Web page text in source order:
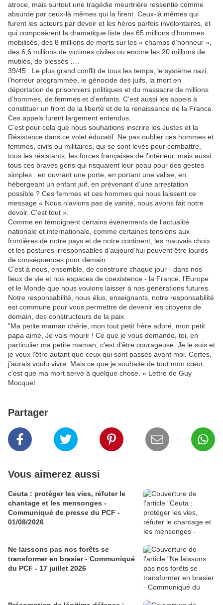
atroce, mais surtout une tragédie meurtrière ressentie comme
absurde par ceux-là mêmes qui la firent. Ceux-là mêmes qui
furent les acteurs par devoir et les héros parfois involontaires, et
qui composèrent la dramatique liste des 65 millions d’hommes
mobilisés, des 8 millions de morts sur les « champs d’honneur »,
des 6,6 millions de victimes civiles ou encore les 20 millions de
mutilés, de blessés ….
39/45 : Le plus grand conflit de tous les temps, le système nazi,
l’horreur programmée, le génocide des juifs, la mort en
déportation de prisonniers politiques et du massacre de millions
d’hommes, de femmes et d’enfants. C’est aussi les appels à
constituer un front de la liberté et de la renaissance de la France.
Ces appels furent largement entendus.
C’est pour cela que nous souhaitions inscrire les Justes et la
Résistance dans ce volet éducatif. Ne pas oublier ces hommes et
femmes, civils ou militaires, qui se sont levés pour combattre,
tous les résistants, les forces françaises de l’intérieur, mais aussi
tous ces braves gens qui risquaient leur peau pour des gestes
simples : en ouvrant une porte, en portant une valise, en
hébergeant un enfant juif, en prévenant d’une arrestation
possible ? Ces femmes et ces hommes qui nous laissent ce
message « Nous n’avions pas de vanité, nous avons fait notre
devoir. C’est tout ».
Comme en témoignent certains évènements de l’actualité
nationale et internationale, comme certaines tensions aux
frontières de notre pays et de notre continent, les mauvais choix
et les postures irresponsables d’aujourd’hui peuvent être lourds
de conséquences pour demain …
C’est à nous, ensemble, de construire chaque jour - dans nos
lieux de vie et nos espaces de coexistence - la France, l’Europe
et le Monde que nous voulons laisser à nos générations futures.
Notre responsabilité, nous élus, enseignants, notre responsabilité
est commune pour vous permettre de devenir les citoyens de
demain, des constructeurs de la paix.
"Ma petite maman chérie, mon tout petit frère adoré, mon petit
papa aimé, Je vais mourir ! Ce que je vous demande, toi, en
particulier ma petite maman, c'est d'être courageuse. Je le suis et
je veux l'être autant que ceux qui sont passés avant moi. Certes,
j'aurais voulu vivre. Mais ce que je souhaite de tout mon cœur,
c'est que ma mort serve à quelque chose. » Lettre de Guy
Mocquet
Partager
Vous aimerez aussi
Ceuta : protéger les vies, réfuter le
chantage et les mensonges -
Communiqué de presse du PCF -
01/08/2026
Ne laissons pas nos forêts se
transformer en brasier - Communiqué
du PCF - 17 juillet 2026